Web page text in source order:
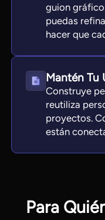
guion
puedas
hacer que
Mantén Tu
Construye
reutiliza
proyectos.
están
Para